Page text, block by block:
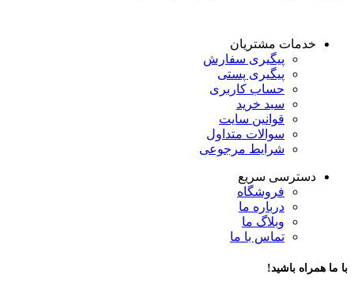
خدمات مشتریان
پیگیری سفارش
پیگیری پستی
حساب کاربری
سبد خرید
قوانین سایت
سوالات متداول
شرایط مرجوعی
دسترسی سریع
فروشگاه
درباره ما
وبلاگ ما
تماس با ما
با ما همراه باشید!